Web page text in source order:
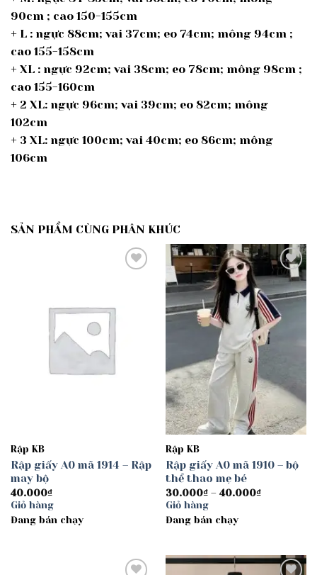
90cm ; cao 150-155cm
+ L : ngực 88cm; vai 37cm; eo 74cm; mông 94cm ;
cao 155-158cm
+ XL : ngực 92cm; vai 38cm; eo 78cm; mông 98cm ;
cao 155-160cm
+ 2 XL: ngực 96cm; vai 39cm; eo 82cm; mông
102cm
+ 3 XL: ngực 100cm; vai 40cm; eo 86cm; mông
106cm
SẢN PHẨM CÙNG PHÂN KHÚC
Rập KB
Rập giấy A0 mã 1914 – Rập
may bộ
40.000₫
Giỏ hàng
Đang bán chạy
Add to
wishlist
Rập KB
Rập giấy A0 mã 1910 – bộ
thể thao mẹ bé
30.000₫ – 40.000₫Khoảng
Giỏ hàng
Đang bán chạy